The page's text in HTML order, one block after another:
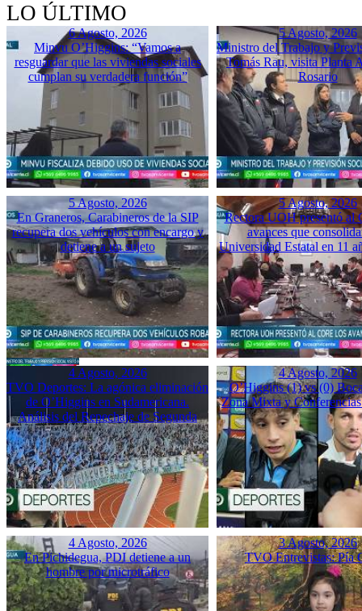
LO ÚLTIMO
6 Agosto, 2026
Minvu O’Higgins: “Vamos a
resguardar que las viviendas sociales
cumplan su verdadera función”
5 Agosto, 2026
Ministro del Trabajo y
Tomás Rau, visita Planta
Rosario
5 Agosto, 2026
En Graneros, Carabineros de la SIP
recupera dos vehículos con encargo y
detiene a un sujeto
5 Agosto, 2026
Rectora UOH presentó al
avances que
Universidad Estatal en 11
4 Agosto, 2026
TVO Deportes: La agónica eliminación
de O’Higgins en Sudamericana.
Análisis del Repechaje de Segunda
4 Agosto, 2026
O’Higgins (1) vs (0)
Zona Mixta y Conferencias
4 Agosto, 2026
En Pichidegua, PDI detiene a un
hombre por microtráfico
3 Agosto, 2026
TVO Entrevistas: Pía